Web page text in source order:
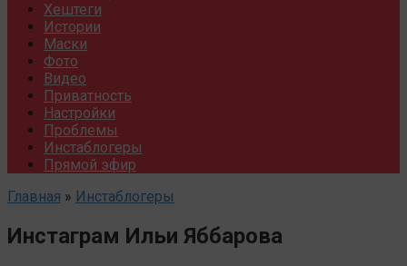
Хештеги
Истории
Маски
Фото
Видео
Приватность
Настройки
Проблемы
Инстаблогеры
Прямой эфир
Главная » Инстаблогеры
Инстаграм Ильи Яббарова